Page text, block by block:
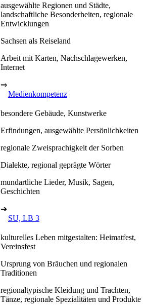
ausgewählte Regionen und Städte,
landschaftliche Besonderheiten, regionale
Entwicklungen
Sachsen als Reiseland
Arbeit mit Karten, Nachschlagewerken,
Internet
⇒
Medienkompetenz
besondere Gebäude, Kunstwerke
Erfindungen, ausgewählte Persönlichkeiten
regionale Zweisprachigkeit der Sorben
Dialekte, regional geprägte Wörter
mundartliche Lieder, Musik, Sagen,
Geschichten
➔
SU, LB 3
kulturelles Leben mitgestalten: Heimatfest,
Vereinsfest
Ursprung von Bräuchen und regionalen
Traditionen
regionaltypische Kleidung und Trachten,
Tänze, regionale Spezialitäten und Produkte